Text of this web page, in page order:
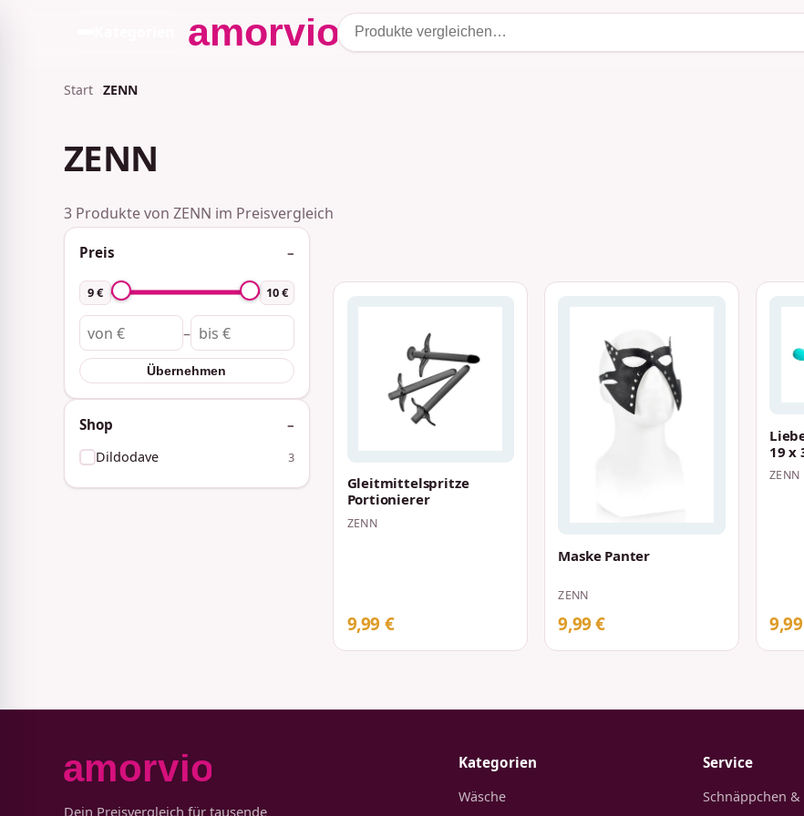
Start ZENN
ZENN
3 Produkte von ZENN im Preisvergleich
Preis
9 € 10 €
–
Übernehmen
Shop
Dildodave 3
Gleitmittelspritze
Portionierer
ZENN
9,99 €
Maske Panter
ZENN
9,99 €
19 x
ZENN
Dein Preisvergleich für tausende
Kategorien
Wäsche
Service
Schnäppchen &